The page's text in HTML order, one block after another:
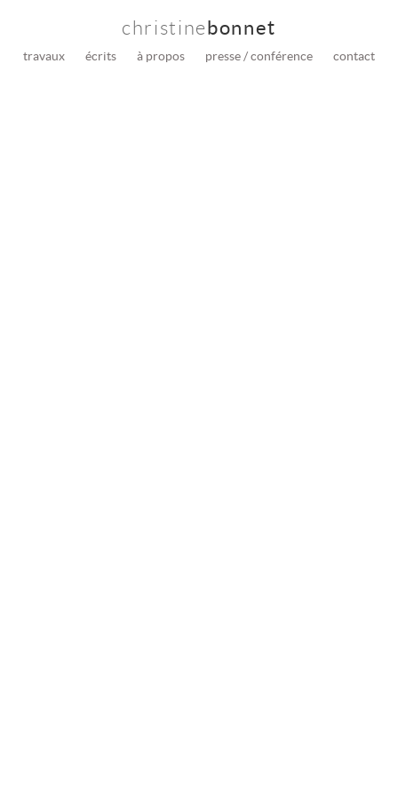
christinebonnet
travaux écrits à propos presse / conférence contact